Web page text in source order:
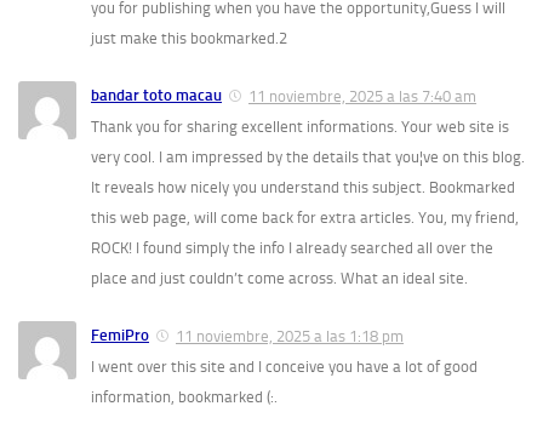
you for publishing when you have the opportunity,Guess I will
just make this bookmarked.2
bandar toto macau
11 noviembre, 2025 a las 7:40 am
Thank you for sharing excellent informations. Your web site is
very cool. I am impressed by the details that you¦ve on this blog.
It reveals how nicely you understand this subject. Bookmarked
this web page, will come back for extra articles. You, my friend,
ROCK! I found simply the info I already searched all over the
place and just couldn’t come across. What an ideal site.
FemiPro
11 noviembre, 2025 a las 1:18 pm
I went over this site and I conceive you have a lot of good
information, bookmarked (:.